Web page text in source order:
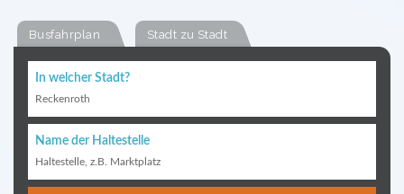
Busfahrplan Stadt zu Stadt
In welcher Stadt?
Reckenroth
Name der Haltestelle
Haltestelle, z.B. Marktplatz